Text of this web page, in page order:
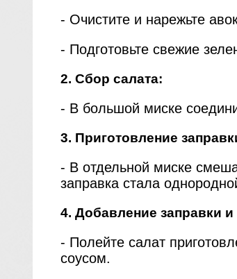
- Очистите и нарежьте
- Подготовьте свежие
2. Сбор салата:
- В большой миске
3. Приготовление
- В отдельной миске
заправка стала
4. Добавление заправки
- Полейте салат
соусом.